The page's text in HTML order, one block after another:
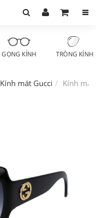
GỌNG KÍNH TRÒNG KÍNH
Kính mát Gucci Kính mát